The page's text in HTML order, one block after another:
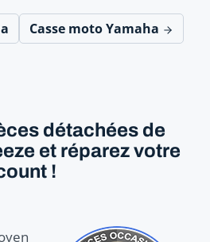
Casse moto Yamaha
détachées de
et réparez votre
!